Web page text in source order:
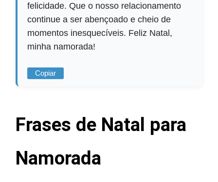
felicidade. Que o nosso relacionamento
continue a ser abençoado e cheio de
momentos inesquecíveis. Feliz Natal,
minha namorada!
Copiar
Frases de Natal para
Namorada